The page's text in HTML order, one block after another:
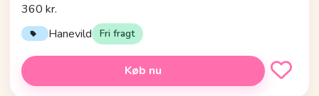
360 kr.
Hanevild Fri fragt
Køb nu